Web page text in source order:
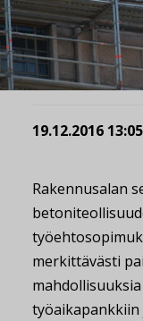
19.12.2016 13:05
Rakennusalan
merkittävästi